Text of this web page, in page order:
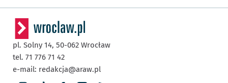
pl. Solny 14, 50-062 Wrocław
tel. 71 776 71 42
e-mail: redakcja@araw.pl